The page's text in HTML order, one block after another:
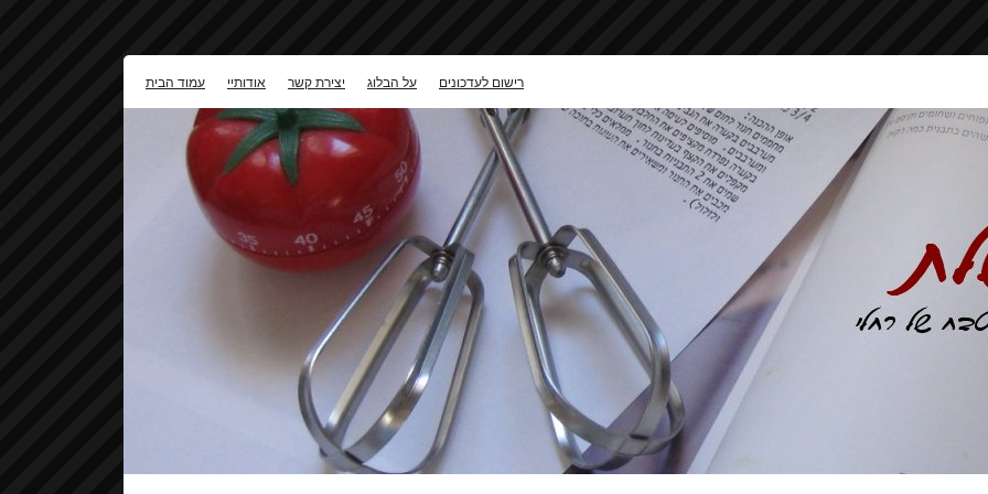
עמוד הבית אודותיי יצירת קשר על הבלוג רישום לעדכונים